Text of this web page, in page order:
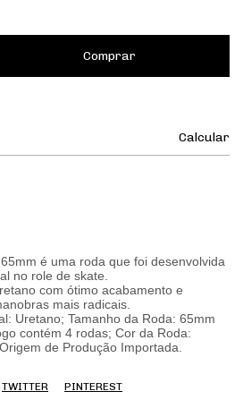
Calcular
é uma roda que foi desenvolvida
no role de skate.
com ótimo acabamento e
mais radicais.
Uretano; Tamanho da Roda: 65mm
contém 4 rodas; Cor da Roda:
de Produção Importada.
TWITTER PINTEREST